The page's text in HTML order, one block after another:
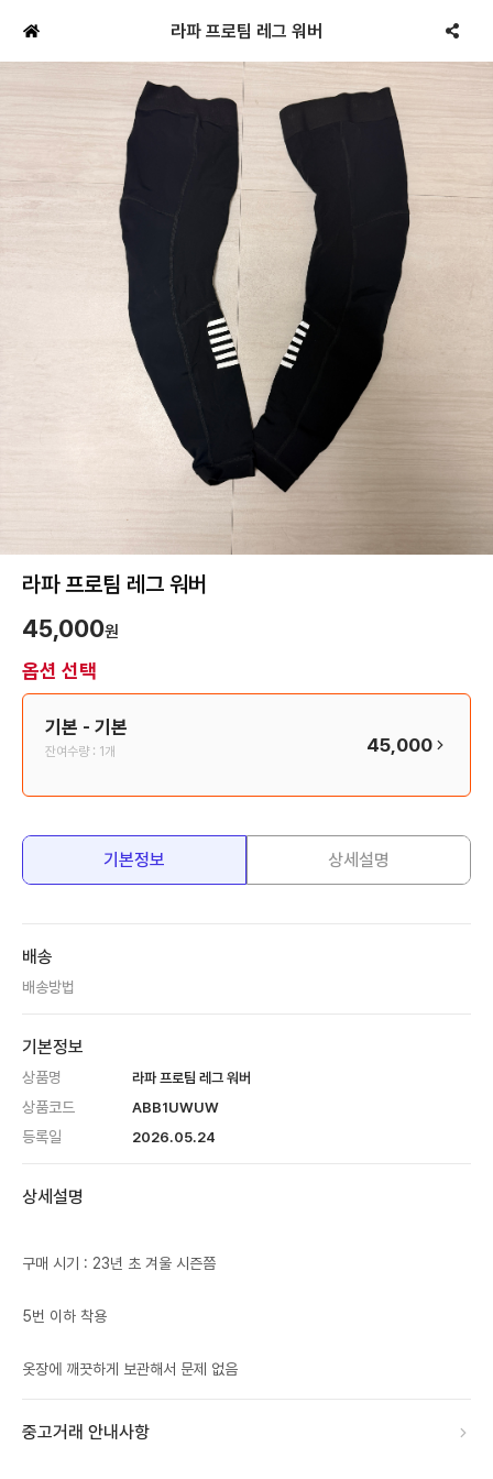
라파 프로팀 레그 워버
라파 프로팀 레그 워버
45,000원
옵션 선택
기본 - 기본
잔여수량 : 1개 45,000
기본정보 상세설명
배송
배송방법
기본정보
상품명 라파 프로팀 레그 워버
상품코드 ABB1UWUW
등록일 2026.05.24
상세설명
구매 시기 : 23년 초 겨울 시즌쯤
5번 이하 착용
옷장에 깨끗하게 보관해서 문제 없음
중고거래 안내사항